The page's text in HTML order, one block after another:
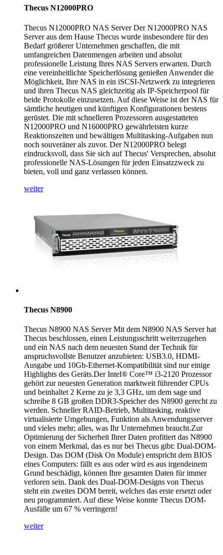
Thecus N12000PRO
Thecus N12000PRO NAS Server Der N12000PRO NAS
Server aus dem Hause Thecus wurde insbesondere für den
Bedarf größerer Unternehmen geschaffen, die mit
umfangreichen Datenmengen arbeiten und absolut
professionelle Leistung Ihres NAS Servers erwarten. Durch
eine vereinheitlichte Speicherlösung genießen Anwender die
Möglichkeit, Ihre NAS in ein iSCSI-Netzwerk zu integrieren
und ihren Thecus NAS gleichzeitig als IP-Speicherpool für
beide Protokolle einzusetzen. Auf diese Weise ist der NAS für
sämtliche heutigen und künftigen Konfigurationen bestens
gerüstet. Die mit schnelleren Prozessoren ausgestatteten
N12000PRO und N16000PRO gewährleisten kurze
Reaktionszeiten und bewältigen Multitasking-Aufgaben nun
noch souveräner als zuvor. Der N12000PRO belegt
eindrucksvoll, dass Sie sich auf Thecus' Versprechen, absolut
professionelle NAS-Lösungen für jeden Einsatzzweck zu
bieten, voll und ganz verlassen können.
weiter
Thecus N8900
Thecus N8900 NAS Server Mit dem N8900 NAS Server hat
Thecus beschlossen, einen Leistungsschritt weiterzugehen
und ein NAS nach dem neuesten Stand der Technik für
anspruchsvollste Benutzer anzubieten: USB3.0, HDMI-
Ausgabe und 10Gb-Ethernet-Kompatibilität sind nur einige
Highlights des Geräts.Der Intel® Core™ i3-2120 Prozessor
gehört zur neuesten Generation marktweit führender CPUs
und beinhaltet 2 Kerne zu je 3,3 GHz, um dem sage und
schreibe 8 GB großen DDR3-Speicher des N8900 gerecht zu
werden. Schneller RAID-Betrieb, Multitasking, reaktive
virtualisierte Umgebungen, Funktion als Anwendungsserver
und vieles mehr; alles, was Ihr Unternehmen braucht.Zur
Optimierung der Sicherheit Ihrer Daten profitiert das N8900
von einem Merkmal, das es nur bei Thecus gibt: Dual-DOM-
Design. Das DOM (Disk On Module) entspricht dem BIOS
eines Computers: fällt es aus oder wird es aus irgendeinem
Grund beschädigt, können Ihre gesamten Daten für immer
verloren sein. Dank des Dual-DOM-Designs von Thecus
steht ein zweites DOM bereit, welches das erste ersetzt oder
neu programmiert. Auf diese Weise konnte Thecus DOM-
Ausfälle um 67 % verringern!
weiter